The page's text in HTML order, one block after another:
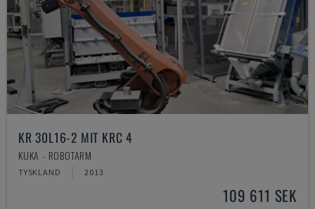
KR 30L16-2 MIT KRC 4
KUKA - ROBOTARM
TYSKLAND 2013
109 611 SEK